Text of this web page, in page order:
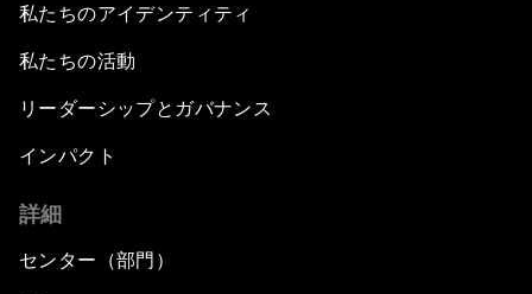
私たちのアイデンティティ
私たちの活動
リーダーシップとガバナンス
インパクト
詳細
センター（部門）